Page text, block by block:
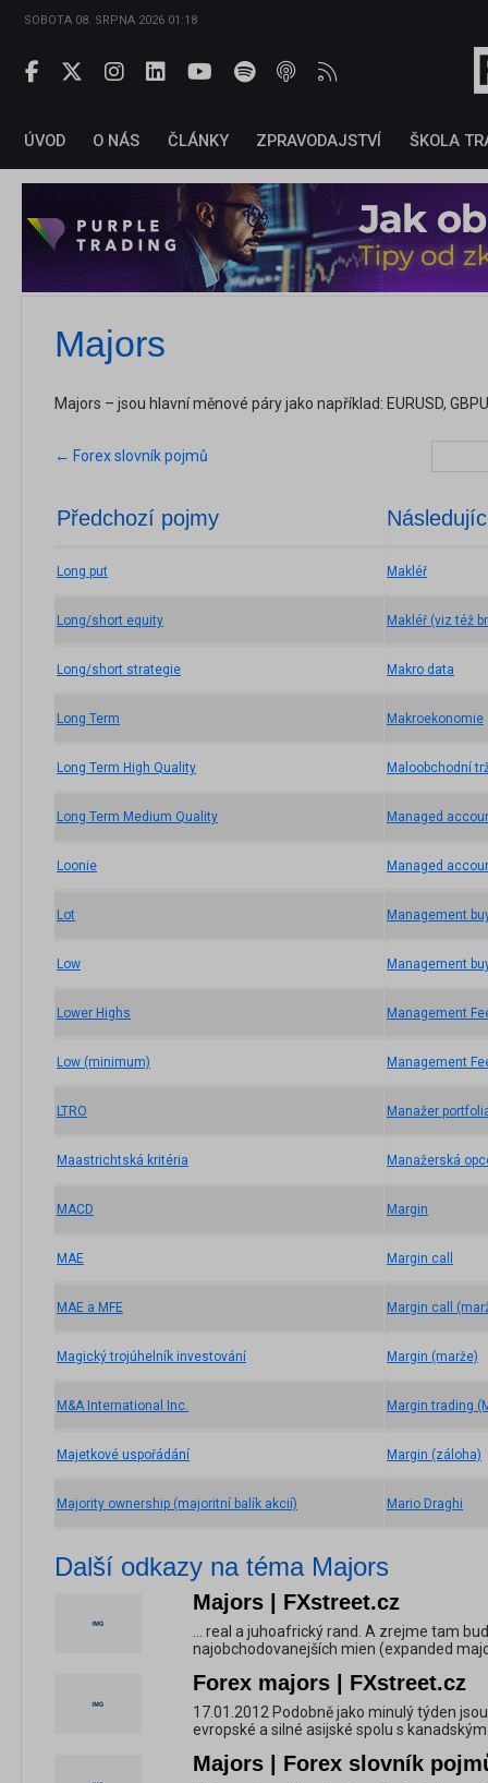
SOBOTA 08. SRPNA 2026 01:18
ÚVOD O NÁS ČLÁNKY ZPRAVODAJSTVÍ ŠKOLA
Majors
Majors – jsou hlavní měnové páry jako například: EURUSD,
← Forex slovník pojmů
Předchozí pojmy
Long put
Long/short equity
Long/short strategie
Long Term
Long Term High Quality
Long Term Medium Quality
Loonie
Lot
Low
Lower Highs
Low (minimum)
LTRO
Maastrichtská kritéria
MACD
MAE
MAE a MFE
Magický trojúhelník investování
M&A International Inc.
Majetkové uspořádání
Majority ownership (majoritní balík akcií)
Makléř
Makléř (viz též
Makro data
Makroekonomie
Maloobchodní
Managed
Managed
Management
Management
Management
Management
Manažer
Manažerská
Margin
Margin call
Margin call
Margin (marže)
Margin trading
Margin (záloha)
Mario Draghi
Další odkazy na téma Majors
Majors | FXstreet.cz
... real a juhoafrický rand. A zrejme tam
najobchodovanejších mien (expanded
Forex majors | FXstreet.cz
17.01.2012 Podobně jako minulý týden
evropské a silné asijské spolu s
Majors | Forex slovník